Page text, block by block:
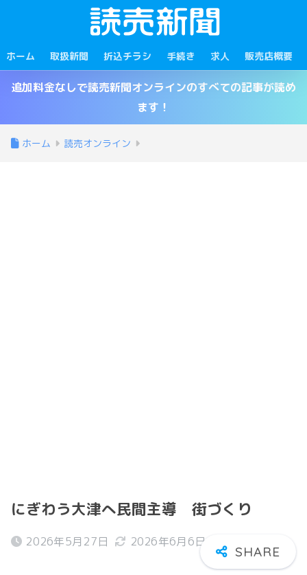
ホーム 取扱新聞 折込チラシ 手続き 求人 販売店概要
追加料金なしで読売新聞オンラインのすべての記事が読め
ます！
ホーム 読売オンライン
にぎわう大津へ民間主導 街づくり
2026年5月27日 2026年6月6日